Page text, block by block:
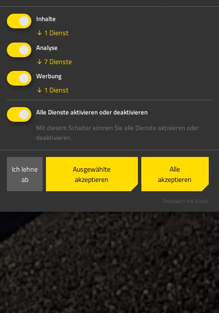
Inhalte
↓ 1 Dienst
Analyse
↓ 7 Dienste
Werbung
↓ 1 Dienst
Alle Dienste aktivieren oder deaktivieren
Mit diesem Schalter können Sie alle Dienste aktivieren oder
deaktivieren.
Ich lehne
ab
Ausgewählte
akzeptieren
Alle
akzeptieren
Realisiert mit Klaro!